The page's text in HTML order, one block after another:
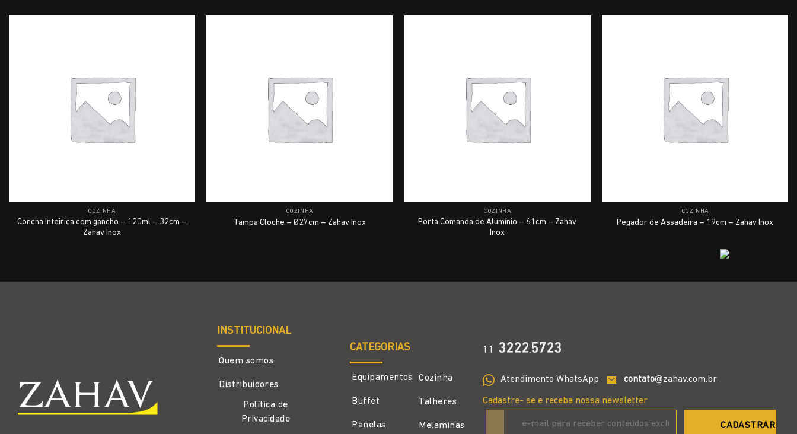
COZINHA
Concha Inteiriça com gancho – 120ml – 32cm –
Zahav Inox
COZINHA
Tampa Cloche – Ø27cm – Zahav Inox
COZINHA
Porta Comanda de Alumínio – 61cm – Zahav
Inox
COZINHA
Pegador de Assadeira – 19cm – Zahav Inox
INSTITUCIONAL
Quem somos
Distribuidores
Política de
Privacidade
CATEGORIAS
Equipamentos
Buffet
Panelas
Cozinha
Talheres
Melaminas
11 3222.5723
Atendimento WhatsApp contato@zahav.com.br
Cadastre- se e receba nossa newsletter